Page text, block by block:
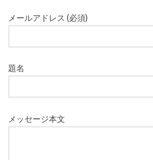
メールアドレス (必須)
題名
メッセージ本文